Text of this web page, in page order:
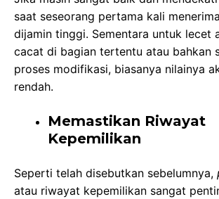
saat seseorang pertama kali
dijamin tinggi. Sementara untuk lecet
cacat di bagian tertentu atau bahkan
proses modifikasi, biasanya nilainya
rendah.
Memastikan Riwayat
Kepemilikan
Seperti telah disebutkan sebelumnya,
atau riwayat kepemilikan sangat